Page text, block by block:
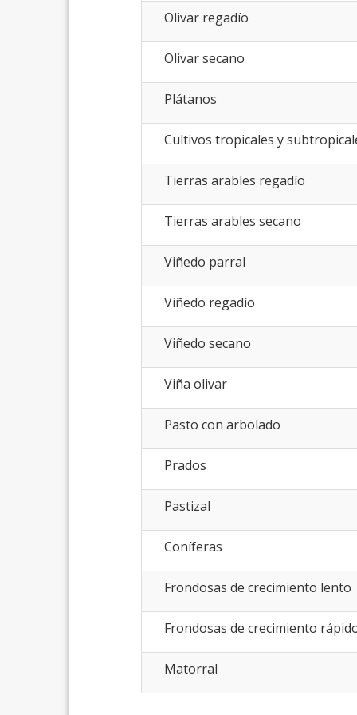
Olivar regadío
Olivar secano
Plátanos
Cultivos tropicales y
Tierras arables regadío
Tierras arables secano
Viñedo parral
Viñedo regadío
Viñedo secano
Viña olivar
Pasto con arbolado
Prados
Pastizal
Coníferas
Frondosas de crecimiento lento
Frondosas de crecimiento
Matorral